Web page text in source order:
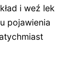
i weź lek
pojawienia